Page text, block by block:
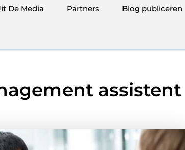
De Media Partners Blog publiceren
assistent